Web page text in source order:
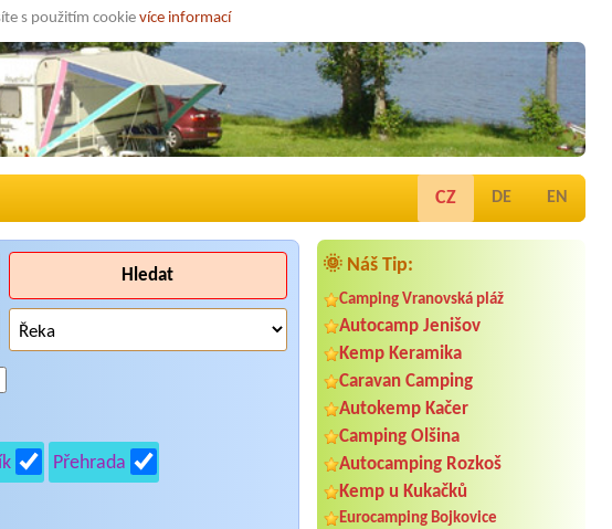
s použitím cookie více informací
CZ DE EN
🌞 Náš Tip:
Camping Vranovská pláž
Autocamp Jenišov
Kemp Keramika
Caravan Camping
Autokemp Kačer
Camping Olšina
Autocamping Rozkoš
Kemp u Kukačků
Eurocamping Bojkovice
Hledat
Přehrada